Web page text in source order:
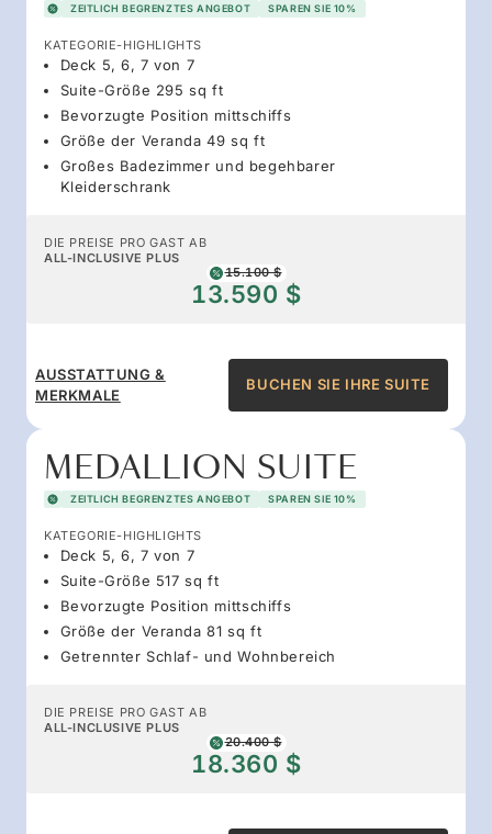
ZEITLICH BEGRENZTES ANGEBOT SPAREN SIE 10%
KATEGORIE-HIGHLIGHTS
Deck 5, 6, 7 von 7
Suite-Größe 295 sq ft
Bevorzugte Position mittschiffs
Größe der Veranda 49 sq ft
Großes Badezimmer und begehbarer
Kleiderschrank
DIE PREISE PRO GAST AB
ALL-INCLUSIVE PLUS
15.100 $
13.590 $
AUSSTATTUNG &
MERKMALE
BUCHEN SIE IHRE SUITE
MEDALLION SUITE
ZEITLICH BEGRENZTES ANGEBOT SPAREN SIE 10%
KATEGORIE-HIGHLIGHTS
Deck 5, 6, 7 von 7
Suite-Größe 517 sq ft
Bevorzugte Position mittschiffs
Größe der Veranda 81 sq ft
Getrennter Schlaf- und Wohnbereich
DIE PREISE PRO GAST AB
ALL-INCLUSIVE PLUS
20.400 $
18.360 $